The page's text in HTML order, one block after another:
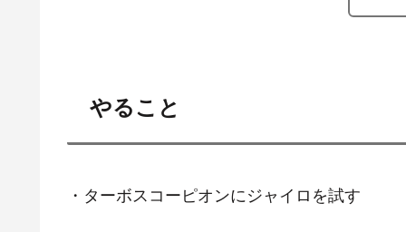
やること
・ターボスコーピオンにジャイロを試す